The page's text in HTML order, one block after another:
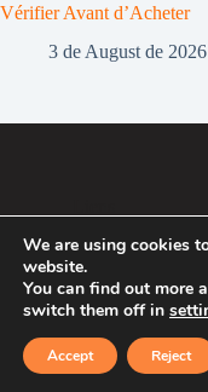
Vérifier Avant d’Acheter
3 de August de 2026
Politique
2007 - 2026 ®
Recafacil S.L.
We are using cookies
website.
You can find out more
switch them off in
Accept Reject